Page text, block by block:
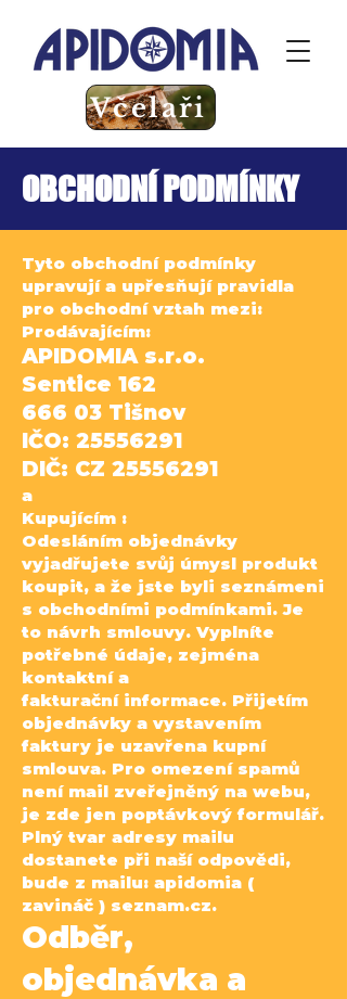
Včelaři
OBCHODNÍ PODMÍNKY
Tyto obchodní podmínky
upravují a upřesňují pravidla
pro obchodní vztah mezi:
Prodávajícím:
APIDOMIA s.r.o.
Sentice 162
666 03 Tišnov
IČO: 25556291
DIČ: CZ 25556291
a
Kupujícím :
Odesláním objednávky
vyjadřujete svůj úmysl produkt
koupit, a že jste byli seznámeni
s obchodními podmínkami. Je
to návrh smlouvy. Vyplníte
potřebné údaje, zejména
kontaktní a
fakturační informace. Přijetím
objednávky a vystavením
faktury je uzavřena kupní
smlouva. Pro omezení spamů
není mail zveřejněný na webu,
je zde jen poptávkový formulář.
Plný tvar adresy mailu
dostanete při naší odpovědi,
bude z mailu: apidomia (
zavináč ) seznam.cz.
Odběr,
objednávka a